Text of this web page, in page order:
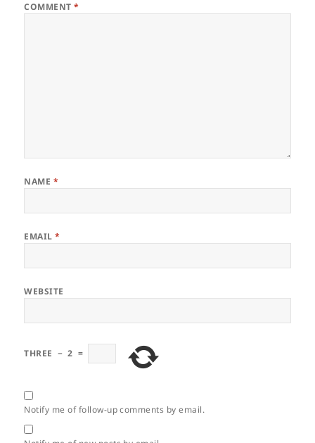
COMMENT*
NAME *
EMAIL*
WEBSITE
THREE − 2 =
Notify me of follow-up comments by email.